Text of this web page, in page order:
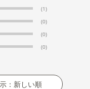
(1)
(0)
(0)
(0)
：新しい順